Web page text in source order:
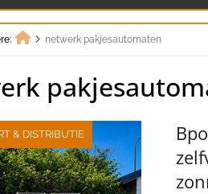
netwerk pakjesautomaten
& DISTRIBUTIE